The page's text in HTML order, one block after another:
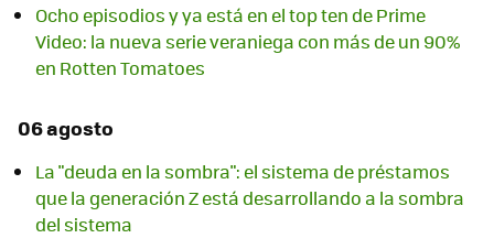
Ocho episodios y ya está en el top ten de Prime
Video: la nueva serie veraniega con más de un 90%
en Rotten Tomatoes
06 agosto
La "deuda en la sombra": el sistema de préstamos
que la generación Z está desarrollando a la sombra
del sistema